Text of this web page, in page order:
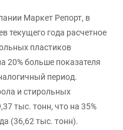
Маркет Репорт, в
текущего года расчетное
пластиков
20% больше показателя
период.
и стирольных
тыс. тонн, что на 35%
(36,62 тыс. тонн).